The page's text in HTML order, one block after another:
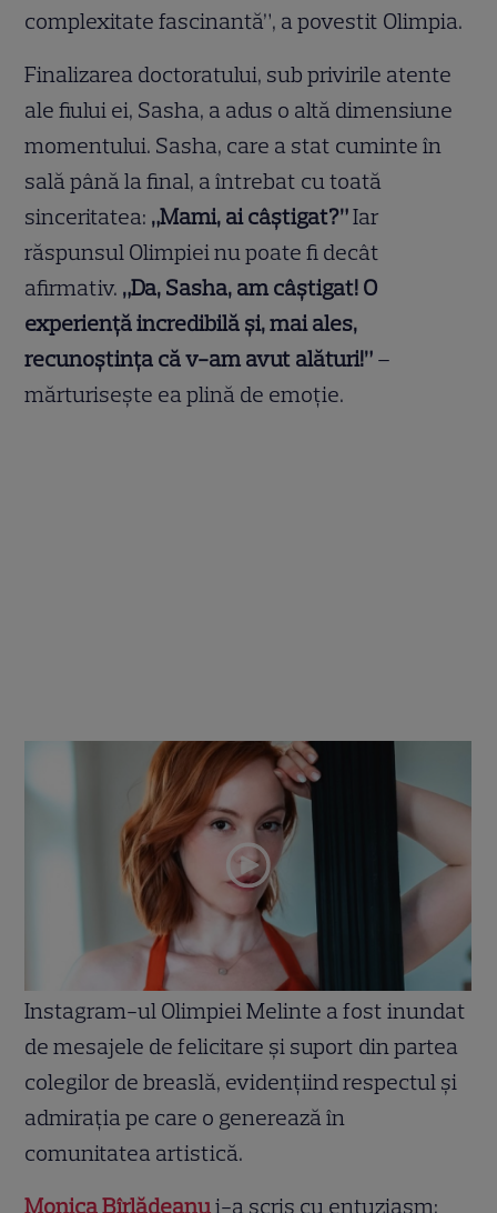
complexitate fascinantă”, a povestit Olimpia.
Finalizarea doctoratului, sub privirile atente
ale fiului ei, Sasha, a adus o altă dimensiune
momentului. Sasha, care a stat cuminte în
sală până la final, a întrebat cu toată
sinceritatea: „Mami, ai câștigat?”Iar
răspunsul Olimpiei nu poate fi decât
afirmativ. „Da, Sasha, am câștigat! O
experiență incredibilă și, mai ales,
recunoștința că v-am avut alături!” –
mărturisește ea plină de emoție.
Instagram-ul Olimpiei Melinte a fost inundat
de mesajele de felicitare și suport din partea
colegilor de breaslă, evidențiind respectul și
admirația pe care o generează în
comunitatea artistică.
Monica Bîrlădeanui-a scris cu entuziasm: